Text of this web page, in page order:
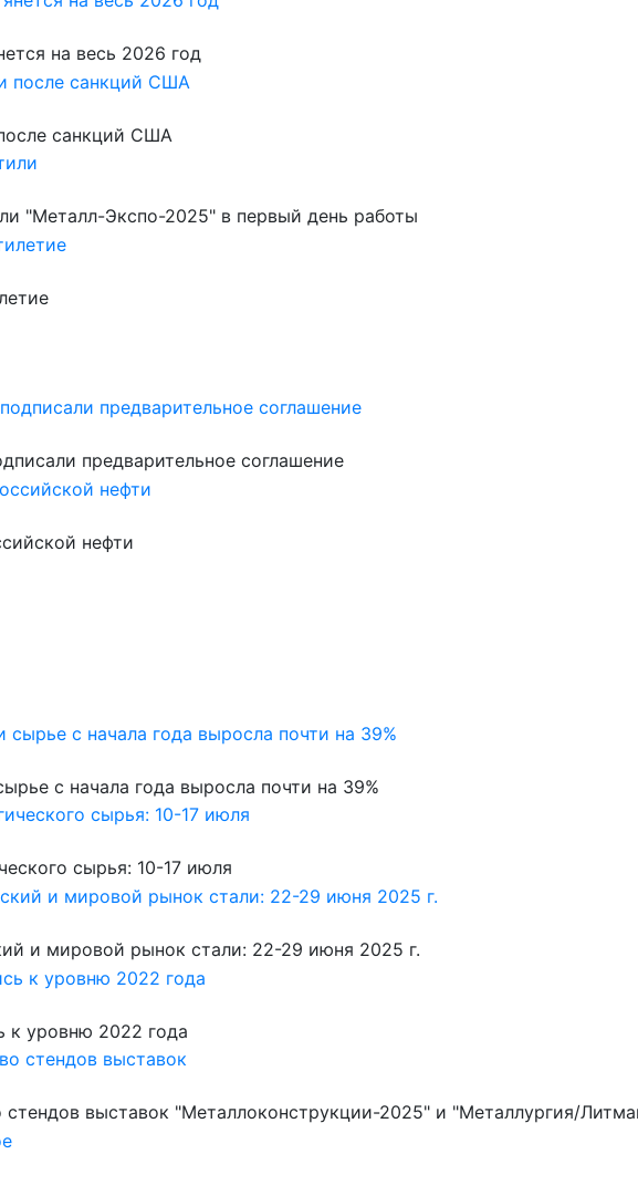
на весь 2026 год
санкций США
"Металл-Экспо-2025" в первый день работы
предварительное соглашение
нефти
с начала года выросла почти на 39%
сырья: 10-17 июля
и мировой рынок стали: 22-29 июня 2025 г.
к уровню 2022 года
стендов выставок "Металлоконструкции-2025" и "Металлургия/